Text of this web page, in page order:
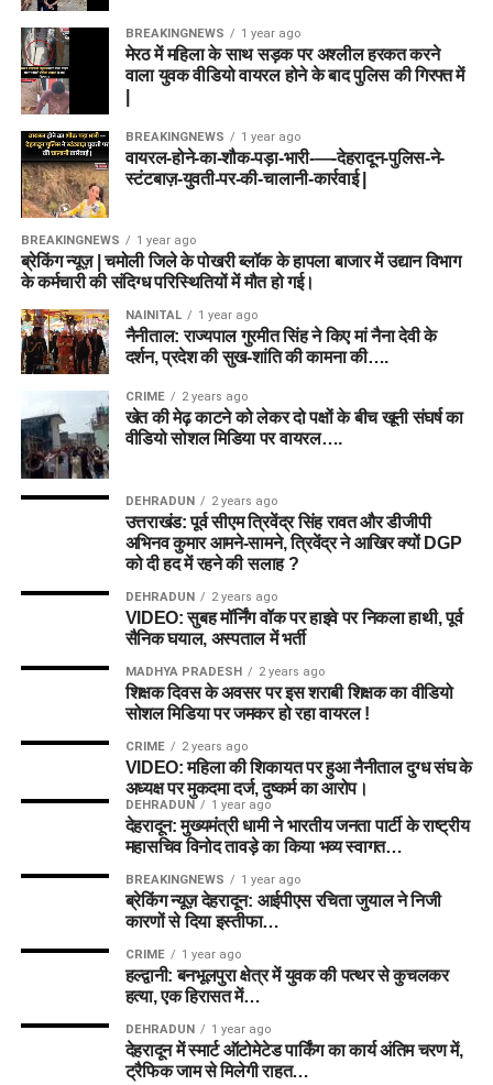
BREAKINGNEWS 1 year ago
मेरठ में महिला के साथ सड़क पर अश्लील हरकत करने
वाला युवक वीडियो वायरल होने के बाद पुलिस की गिरफ्त में
BREAKINGNEWS 1 year ago
वायरल-होने-का-शौक-पड़ा-भारी-—-देहरादून-पुलिस-ने-
स्टंटबाज़-युवती-पर-की-चालानी-कार्रवाई |
BREAKINGNEWS 1 year ago
ब्रेकिंग न्यूज़ | चमोली जिले के पोखरी ब्लॉक के हापला बाजार में उद्यान विभाग
के कर्मचारी की संदिग्ध परिस्थितियों में मौत हो गई।
NAINITAL 1 year ago
नैनीताल: राज्यपाल गुरमीत सिंह ने किए मां नैना देवी के
दर्शन, प्रदेश की सुख-शांति की कामना की….
CRIME 2 years ago
खेत की मेढ़ काटने को लेकर दो पक्षों के बीच खूनी संघर्ष का
वीडियो सोशल मिडिया पर वायरल….
DEHRADUN 2 years ago
उत्तराखंड: पूर्व सीएम त्रिवेंद्र सिंह रावत और डीजीपी
अभिनव कुमार आमने-सामने, त्रिवेंद्र ने आखिर क्यों DGP
को दी हद में रहने की सलाह ?
DEHRADUN 2 years ago
VIDEO: सुबह मॉर्निंग वॉक पर हाइवे पर निकला हाथी, पूर्व
सैनिक घयाल, अस्पताल में भर्ती
MADHYA PRADESH 2 years ago
शिक्षक दिवस के अवसर पर इस शराबी शिक्षक का वीडियो
सोशल मिडिया पर जमकर हो रहा वायरल !
CRIME 2 years ago
VIDEO: महिला की शिकायत पर हुआ नैनीताल दुग्ध संघ के
अध्यक्ष पर मुकदमा दर्ज, दुष्कर्म का आरोप।
DEHRADUN 1 year ago
देहरादून: मुख्यमंत्री धामी ने भारतीय जनता पार्टी के राष्ट्रीय
महासचिव विनोद तावड़े का किया भव्य स्वागत…
BREAKINGNEWS 1 year ago
ब्रेकिंग न्यूज़ देहरादून: आईपीएस रचिता जुयाल ने निजी
कारणों से दिया इस्तीफा…
CRIME 1 year ago
हल्द्वानी: बनभूलपुरा क्षेत्र में युवक की पत्थर से कुचलकर
हत्या, एक हिरासत में…
DEHRADUN 1 year ago
देहरादून में स्मार्ट ऑटोमेटेड पार्किंग का कार्य अंतिम चरण में,
ट्रैफिक जाम से मिलेगी राहत…